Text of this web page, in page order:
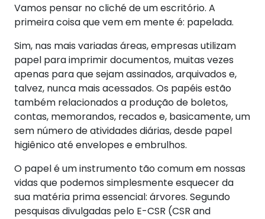
Vamos pensar no cliché de um escritório. A
primeira coisa que vem em mente é: papelada.
Sim, nas mais variadas áreas, empresas utilizam
papel para imprimir documentos, muitas vezes
apenas para que sejam assinados, arquivados e,
talvez, nunca mais acessados. Os papéis estão
também relacionados a produção de boletos,
contas, memorandos, recados e, basicamente, um
sem número de atividades diárias, desde papel
higiênico até envelopes e embrulhos.
O papel é um instrumento tão comum em nossas
vidas que podemos simplesmente esquecer da
sua matéria prima essencial: árvores. Segundo
pesquisas divulgadas pelo E-CSR (CSR and